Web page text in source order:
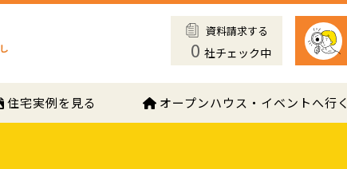
資料請求する
0 社チェック中
住宅実例を見る オープンハウス・イベントへ行く